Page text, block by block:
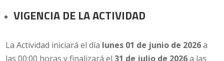
VIGENCIA DE LA ACTIVIDAD
La Actividad iniciará el día lunes 01 de junio de 2026a
las 00:00 horas y finalizará el31 de julio de 2026a las